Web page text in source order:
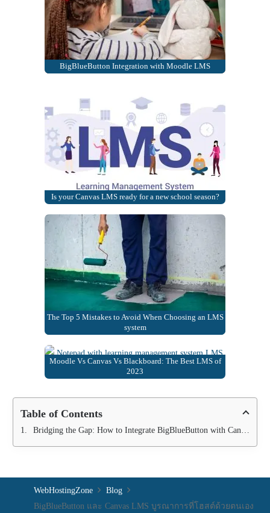
BigBlueButton Integration with Moodle LMS
Is your Canvas LMS ready for a new school season?
The Top 5 Mistakes to Avoid When Choosing an LMS
system
Moodle Vs Canvas Vs Blackboard: The Best LMS of
2023
Table of Contents
Bridging the Gap: How to Integrate BigBlueButton with Canvas LMS
WebHostingZone
Blog
BigBlueButton และ Canvas LMS บูรณาการที่โฮสต์ด้วยตนเอง